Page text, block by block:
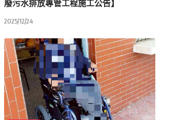
廢污水排放專管工程施工公告】
2025/12/24